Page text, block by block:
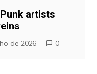
artists
de 2026 0